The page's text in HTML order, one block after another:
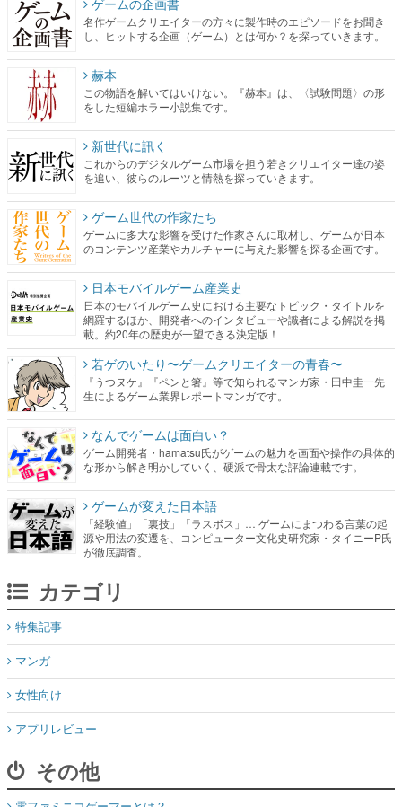
ゲームの企画書
名作ゲームクリエイターの方々に製作時のエピソードをお聞き
し、ヒットする企画（ゲーム）とは何か？を探っていきます。
赫本
この物語を解いてはいけない。『赫本』は、〈試験問題〉の形
をした短編ホラー小説集です。
新世代に訊く
これからのデジタルゲーム市場を担う若きクリエイター達の姿
を追い、彼らのルーツと情熱を探っていきます。
ゲーム世代の作家たち
ゲームに多大な影響を受けた作家さんに取材し、ゲームが日本
のコンテンツ産業やカルチャーに与えた影響を探る企画です。
日本モバイルゲーム産業史
日本のモバイルゲーム史における主要なトピック・タイトルを
網羅するほか、開発者へのインタビューや識者による解説を掲
載。約20年の歴史が一望できる決定版！
若ゲのいたり〜ゲームクリエイターの青春〜
『うつヌケ』『ペンと箸』等で知られるマンガ家・田中圭一先
生によるゲーム業界レポートマンガです。
なんでゲームは面白い？
ゲーム開発者・hamatsu氏がゲームの魅力を画面や操作の具体的
な形から解き明かしていく、硬派で骨太な評論連載です。
ゲームが変えた日本語
「経験値」「裏技」「ラスボス」… ゲームにまつわる言葉の起
源や用法の変遷を、コンピューター文化史研究家・タイニーP氏
が徹底調査。
カテゴリ
特集記事
マンガ
女性向け
アプリレビュー
その他